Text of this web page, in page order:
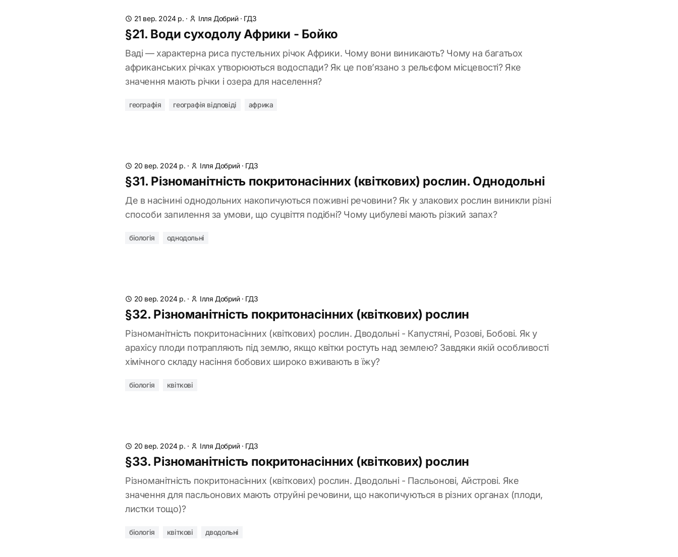
21 вер. 2024 р. · Ілля Добрий· ГДЗ
§21. Води суходолу Африки - Бойко
Ваді — характерна риса пустельних річок Африки. Чому вони виникають? Чому на багатьох
африканських річках утворюються водоспади? Як це пов’язано з рельєфом місцевості? Яке
значення мають річки і озера для населення?
географія географія відповіді африка
20 вер. 2024 р. · Ілля Добрий· ГДЗ
§31. Різноманітність покритонасінних (квіткових) рослин. Однодольні
Де в насінині однодольних накопичуються поживні речовини? Як у злакових рослин виникли різні
способи запилення за умови, що суцвіття подібні? Чому цибулеві мають різкий запах?
біологія однодольні
20 вер. 2024 р. · Ілля Добрий· ГДЗ
§32. Різноманітність покритонасінних (квіткових) рослин
Різноманітність покритонасінних (квіткових) рослин. Дводольні - Капустяні, Розові, Бобові. Як у
арахісу плоди потрапляють під землю, якщо квітки ростуть над землею? Завдяки якій особливості
хімічного складу насіння бобових широко вживають в їжу?
біологія квіткові
20 вер. 2024 р. · Ілля Добрий· ГДЗ
§33. Різноманітність покритонасінних (квіткових) рослин
Різноманітність покритонасінних (квіткових) рослин. Дводольні - Пасльонові, Айстрові. Яке
значення для пасльонових мають отруйні речовини, що накопичуються в різних органах (плоди,
листки тощо)?
біологія квіткові дводольні